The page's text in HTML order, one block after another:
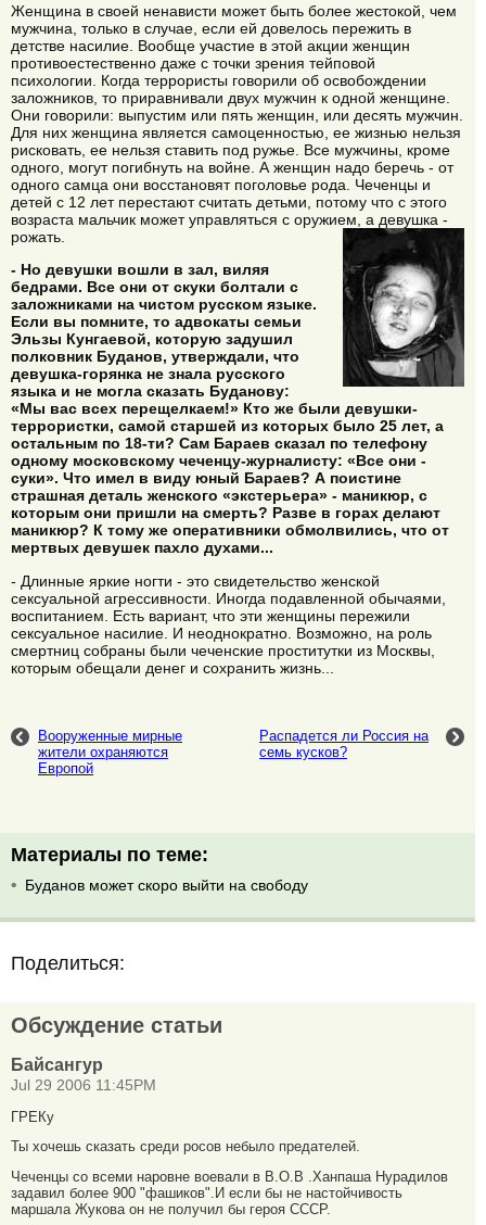
Женщина в своей ненависти может быть более жестокой, чем
мужчина, только в случае, если ей довелось пережить в
детстве насилие. Вообще участие в этой акции женщин
противоестественно даже с точки зрения тейповой
психологии. Когда террористы говорили об освобождении
заложников, то приравнивали двух мужчин к одной женщине.
Они говорили: выпустим или пять женщин, или десять мужчин.
Для них женщина является самоценностью, ее жизнью нельзя
рисковать, ее нельзя ставить под ружье. Все мужчины, кроме
одного, могут погибнуть на войне. А женщин надо беречь - от
одного самца они восстановят поголовье рода. Чеченцы и
детей с 12 лет перестают считать детьми, потому что с этого
возраста мальчик может управляться с оружием, а девушка -
рожать.
- Но девушки вошли в зал, виляя
бедрами. Все они от скуки болтали с
заложниками на чистом русском языке.
Если вы помните, то адвокаты семьи
Эльзы Кунгаевой, которую задушил
полковник Буданов, утверждали, что
девушка-горянка не знала русского
языка и не могла сказать Буданову:
«Мы вас всех перещелкаем!» Кто же были девушки-
террористки, самой старшей из которых было 25 лет, а
остальным по 18-ти? Сам Бараев сказал по телефону
одному московскому чеченцу-журналисту: «Все они -
суки». Что имел в виду юный Бараев? А поистине
страшная деталь женского «экстерьера» - маникюр, с
которым они пришли на смерть? Разве в горах делают
маникюр? К тому же оперативники обмолвились, что от
мертвых девушек пахло духами...
- Длинные яркие ногти - это свидетельство женской
сексуальной агрессивности. Иногда подавленной обычаями,
воспитанием. Есть вариант, что эти женщины пережили
сексуальное насилие. И неоднократно. Возможно, на роль
смертниц собраны были чеченские проститутки из Москвы,
которым обещали денег и сохранить жизнь...
Вооруженные мирные
жители охраняются
Европой
Распадется ли Россия на
семь кусков?
Материалы по теме:
Буданов может скоро выйти на свободу
Поделиться:
Обсуждение статьи
Байсангур
Jul 29 2006 11:45PM
ГРЕКу
Ты хочешь сказать среди росов небыло предателей.
Чеченцы со всеми наровне воевали в В.О.В .Ханпаша Нурадилов
задавил более 900 "фашиков".И если бы не настойчивость
маршала Жукова он не получил бы героя СССР.